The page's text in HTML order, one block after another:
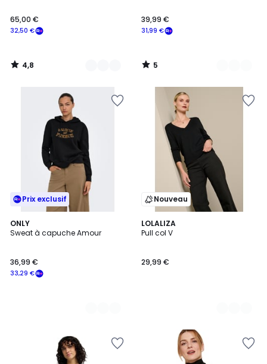
32,50 €
65,00 €
4,8
/
31,99 €
39,99 €
5
/
Prix exclusif
ONLY
Sweat à capuche Amour
33,29 €
36,99 €
2
Couleurs
Nouveau
LOLALIZA
Pull col V
29,99 €
5
Couleurs